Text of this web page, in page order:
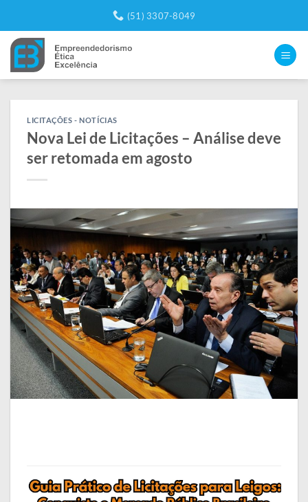
content
(51) 3307-8049
LICITAÇÕES - NOTÍCIAS
Nova Lei de Licitações – Análise deve
ser retomada em agosto